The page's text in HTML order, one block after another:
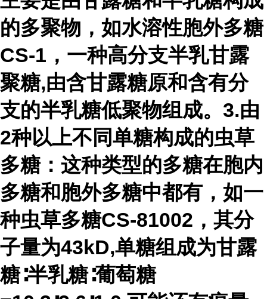
的多聚物，如水溶性胞外多糖
CS-1，一种高分支半乳甘露
聚糖,由含甘露糖原和含有分
支的半乳糖低聚物组成。3.由
2种以上不同单糖构成的虫草
多糖：这种类型的多糖在胞内
多糖和胞外多糖中都有，如一
种虫草多糖CS-81002，其分
子量为43kD,单糖组成为甘露
糖∶半乳糖∶葡萄糖